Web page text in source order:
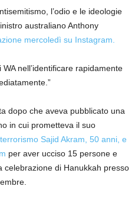
l’odio e le ideologie
australiano Anthony
mercoledì su Instagram.
nell’identificare rapidamente
dopo che aveva pubblicato una
in cui prometteva il suo
Sajid Akram, 50 anni, e
per aver ucciso 15 persone e
di Hanukkah presso